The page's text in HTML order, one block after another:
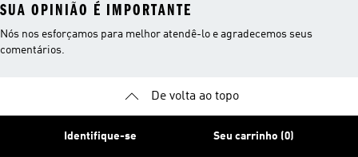
SUA OPINIÃO É IMPORTANTE
Nós nos esforçamos para melhor atendê-lo e agradecemos seus
comentários.
De volta ao topo
Identifique-se Seu carrinho (0)